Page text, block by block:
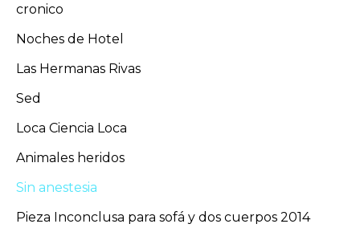
cronico
Noches de Hotel
Las Hermanas Rivas
Sed
Loca Ciencia Loca
Animales heridos
Sin anestesia
Pieza Inconclusa para sofá y dos cuerpos 2014